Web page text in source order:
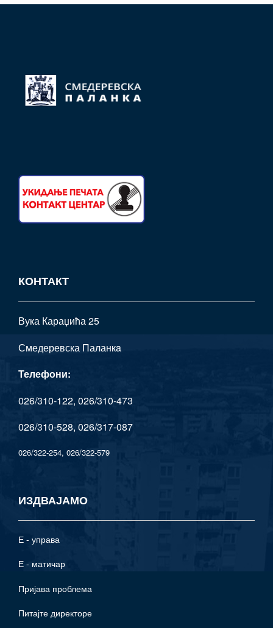
КОНТАКТ
Вука Караџића 25
Смедеревска Паланкa
Телефони:
026/310-122, 026/310-473
026/310-528, 026/317-087
026/322-254, 026/322-579
ИЗДВАЈАМО
Е - управа
Е - матичар
Пријава проблема
Питајте директоре